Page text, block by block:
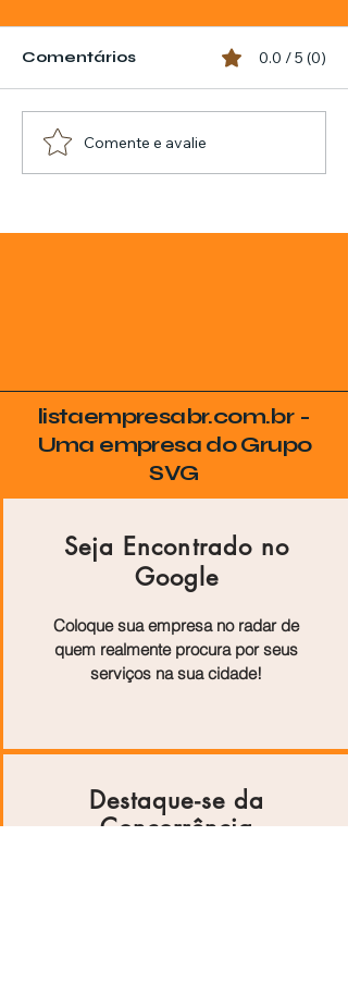
Comentários 0.0 / 5 (0)
Comente e avalie
listaempresabr.com.br -
Uma empresa do Grupo
SVG
Seja Encontrado no
Google
Coloque sua empresa no radar de
quem realmente procura por seus
serviços na sua cidade!
Destaque-se da
Concorrência